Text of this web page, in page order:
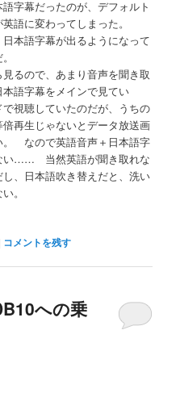
字幕だったのが、デフォルト
語に変わってしまった。
本語字幕が出るようになって
るので、あまり音声を聞き取
語字幕をメインで見てい
視聴していたのだが、うちの
再生じゃないとデータ放送画
。 なので英語音声＋日本語字
い…… 当然英語が聞き取れな
、日本語吹き替えだと、洗い
。
コメントを残す
への乗